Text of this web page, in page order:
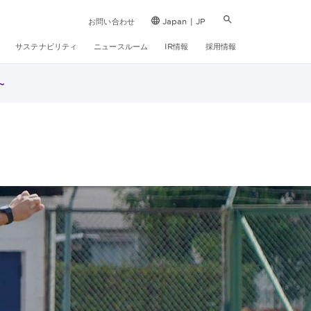
お問い合わせ Japan | JP
サステナビリティ ニュースルーム IR情報 採用情報